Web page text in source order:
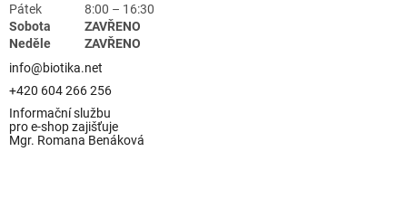
Pátek
8:00 – 16:30
Sobota
ZAVŘENO
Neděle
ZAVŘENO
info@biotika.net
+420 604 266 256
Informační službu
pro e-shop zajišťuje
Mgr. Romana Benáková